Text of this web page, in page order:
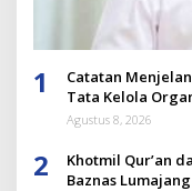
1
Catatan
Tata Kelola
Dirinya
Agustus 8, 2026
2
Khotmil Qur’an
Baznas Lumajang